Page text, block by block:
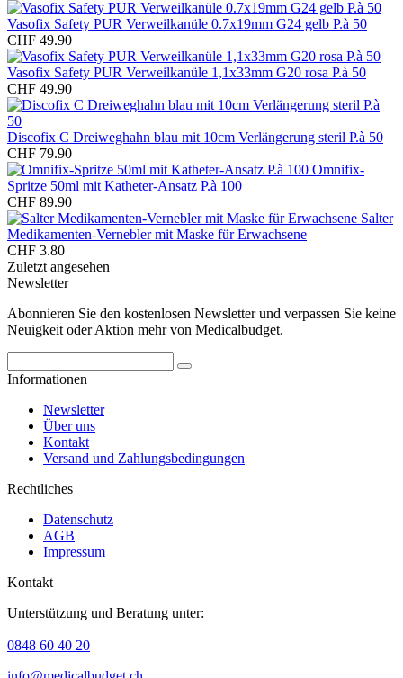
Vasofix Safety PUR Verweilkanüle 0.7x19mm G24 gelb P.à 50
CHF 49.90
Vasofix Safety PUR Verweilkanüle 1,1x33mm G20 rosa P.à 50
CHF 49.90
Discofix C Dreiweghahn blau mit 10cm Verlängerung steril P.à 50
CHF 79.90
Omnifix-
Spritze 50ml mit Katheter-Ansatz P.à 100
CHF 89.90
Salter
Medikamenten-Vernebler mit Maske für Erwachsene
CHF 3.80
Zuletzt angesehen
Newsletter
Abonnieren Sie den kostenlosen Newsletter und verpassen Sie keine
Neuigkeit oder Aktion mehr von Medicalbudget.
Informationen
Newsletter
Über uns
Kontakt
Versand und Zahlungsbedingungen
Rechtliches
Datenschutz
AGB
Impressum
Kontakt
Unterstützung und Beratung unter:
0848 60 40 20